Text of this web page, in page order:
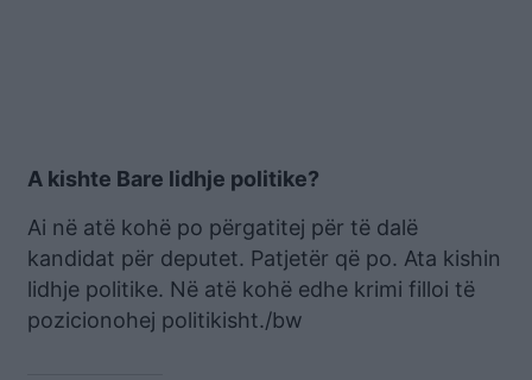
A kishte Bare lidhje politike?
Ai në atë kohë po përgatitej për të dalë
kandidat për deputet. Patjetër që po. Ata kishin
lidhje politike. Në atë kohë edhe krimi filloi të
pozicionohej politikisht./bw